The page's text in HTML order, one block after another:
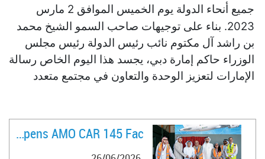
جميع أنحاء الدولة يوم الخميس الموافق 2 مارس
2023. بناء على توجيهات صاحب السمو الشيخ محمد
بن راشد آل مكتوم نائب رئيس الدولة رئيس مجلس
الوزراء حاكم إمارة دبي، يجسد هذا اليوم الخاص رسالة
الإمارات لتعزيز الوحدة والتعاون في مجتمع متعدد
الدولة.
وأعرب الشيخ المهندس سالم بن سلطان بن صقر
FlyVaayu Opens AMO CAR 145 Fac ..